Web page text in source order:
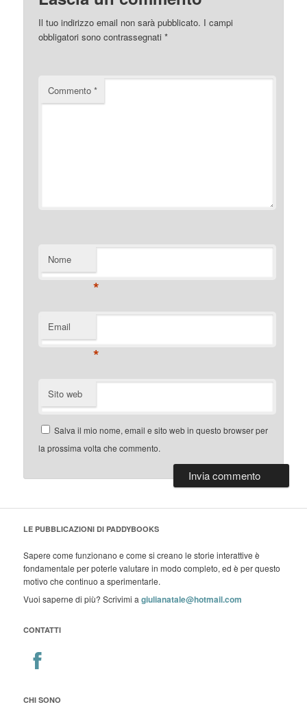
Il tuo indirizzo email non sarà pubblicato. I campi
obbligatori sono contrassegnati*
Commento*
Nome
*
Email
*
Sito web
Salva il mio nome, email e sito web in questo browser per
la prossima volta che commento.
LE PUBBLICAZIONI DI PADDYBOOKS
Sapere come funzionano e come si creano le storie interattive è
fondamentale per poterle valutare in modo completo, ed è per questo
motivo che continuo a sperimentarle.
Vuoi saperne di più? Scrivimi agiulianatale@hotmail.com
CONTATTI
CHI SONO